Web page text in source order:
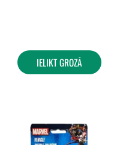
IELIKT GROZĀ